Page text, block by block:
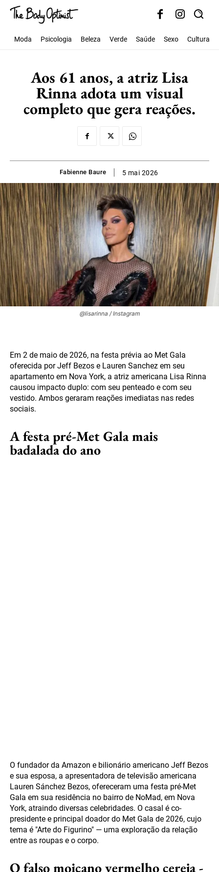
Moda Psicologia Beleza Verde Saúde Sexo Cultura
Aos 61 anos, a atriz Lisa
Rinna adota um visual
completo que gera reações.
Fabienne Baure 5 mai 2026
@lisarinna / Instagram
Em 2 de maio de 2026, na festa prévia ao Met Gala
oferecida por Jeff Bezos e Lauren Sanchez em seu
apartamento em Nova York, a atriz americana Lisa Rinna
causou impacto duplo: com seu penteado e com seu
vestido. Ambos geraram reações imediatas nas redes
sociais.
A festa pré-Met Gala mais
badalada do ano
O fundador da Amazon e bilionário americano Jeff Bezos
e sua esposa, a apresentadora de televisão americana
Lauren Sánchez Bezos, ofereceram uma festa pré-Met
Gala em sua residência no bairro de NoMad, em Nova
York, atraindo diversas celebridades. O casal é co-
presidente e principal doador do Met Gala de 2026, cujo
tema é "Arte do Figurino" — uma exploração da relação
entre as roupas e o corpo.
O falso moicano vermelho cereja -